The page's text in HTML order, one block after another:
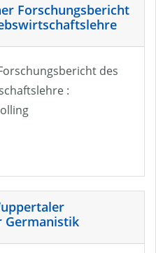
Forschungsbericht
des
:
Germanistik